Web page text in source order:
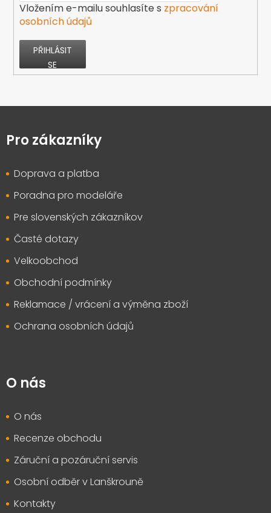
Vložením e-mailu souhlasíte s zpracování
osobních údajů
PŘIHLÁSIT
SE
pPro zákazníky
Doprava a platba
Poradna pro modeláře
Pre slovenských zákazníkov
Časté dotazy
Velkoobchod
Obchodní podmínky
Reklamace / vrácení a výměna zboží
Ochrana osobních údajů
O nás
O nás
Recenze obchodu
Záruční a pozáruční servis
Osobní odběr v Lanškrouně
Kontakty